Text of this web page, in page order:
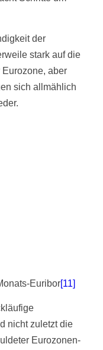
der
stark auf die
aber
sich allmählich
Euribor[11]
nicht zuletzt die
Eurozonen-